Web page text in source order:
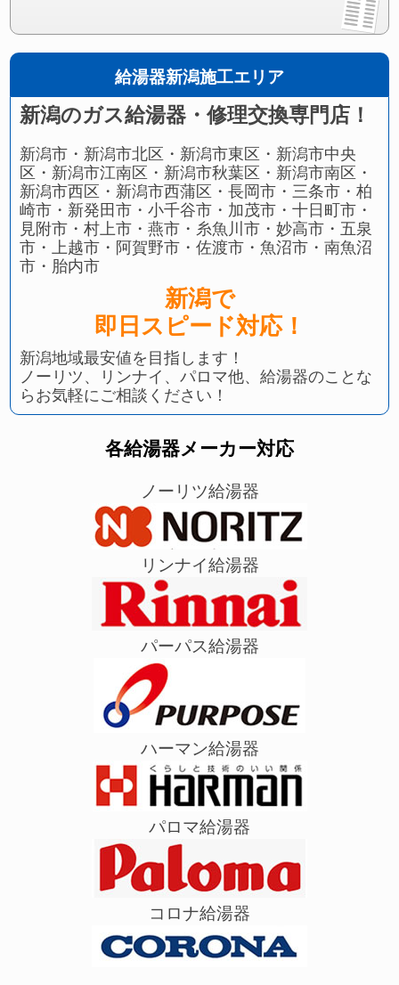
給湯器新潟施工エリア
新潟のガス給湯器・修理交換専門店！
新潟市・新潟市北区・新潟市東区・新潟市中央
区・新潟市江南区・新潟市秋葉区・新潟市南区・
新潟市西区・新潟市西蒲区・長岡市・三条市・柏
崎市・新発田市・小千谷市・加茂市・十日町市・
見附市・村上市・燕市・糸魚川市・妙高市・五泉
市・上越市・阿賀野市・佐渡市・魚沼市・南魚沼
市・胎内市
新潟で
即日スピード対応！
新潟地域最安値を目指します！
ノーリツ、リンナイ、パロマ他、給湯器のことな
らお気軽にご相談ください！
各給湯器メーカー対応
ノーリツ給湯器
リンナイ給湯器
パーパス給湯器
ハーマン給湯器
パロマ給湯器
コロナ給湯器